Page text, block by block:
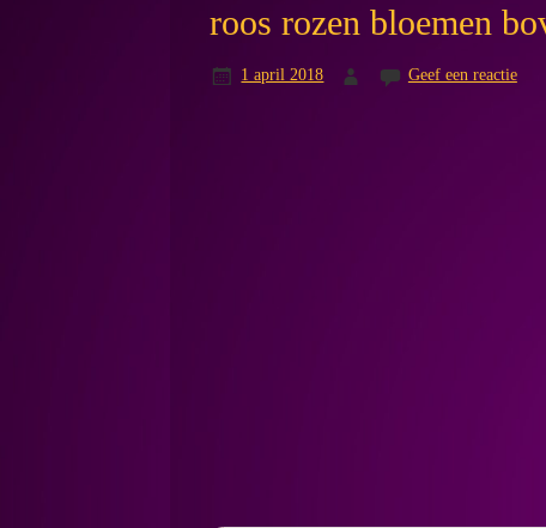
roos rozen bloemen
1 april 2018 Geef een reactie